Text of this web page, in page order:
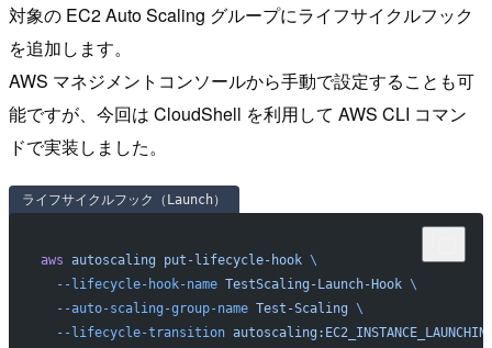
対象の EC2 Auto Scaling グループにライフサイクルフック
を追加します。
AWS マネジメントコンソールから手動で設定することも可
能ですが、今回は CloudShell を利用して AWS CLI コマン
ドで実装しました。
ライフサイクルフック（Launch）
aws autoscaling put-lifecycle-hook \
  --lifecycle-hook-name
TestScaling-Launch-Hook \
  --auto-scaling-group-name
Test-Scaling \
  --lifecycle-transition